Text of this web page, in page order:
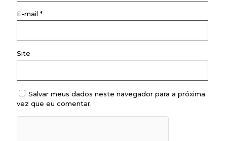
E-mail *
Site
Salvar meus dados neste navegador para a próxima
vez que eu comentar.